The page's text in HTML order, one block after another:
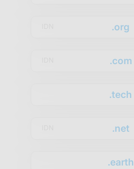
.org
.com
.tech
.net
.earth